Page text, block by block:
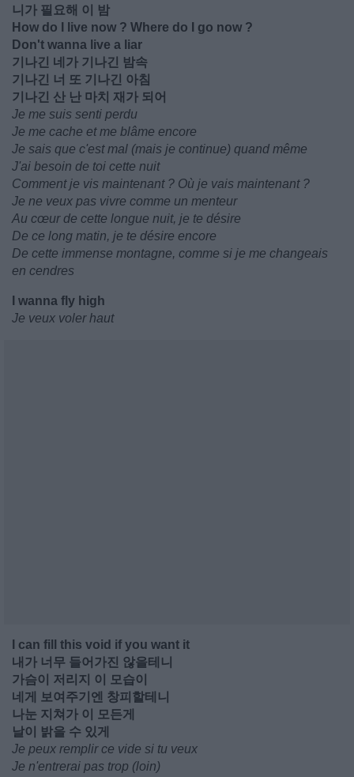
니가 필요해 이 밤
How do I live now ? Where do I go now ?
Don't wanna live a liar
기나긴 네가 기나긴 밤속
기나긴 너 또 기나긴 아침
기나긴 산 난 마치 재가 되어
Je me suis senti perdu
Je me cache et me blâme encore
Je sais que c'est mal (mais je continue) quand même
J'ai besoin de toi cette nuit
Comment je vis maintenant ? Où je vais maintenant ?
Je ne veux pas vivre comme un menteur
Au cœur de cette longue nuit, je te désire
De ce long matin, je te désire encore
De cette immense montagne, comme si je me changeais
en cendres
I wanna fly high
Je veux voler haut
I can fill this void if you want it
내가 너무 들어가진 않을테니
가슴이 저리지 이 모습이
네게 보여주기엔 창피할테니
나눈 지쳐가 이 모든게
날이 밝을 수 있게
Je peux remplir ce vide si tu veux
Je n'entrerai pas trop (loin)